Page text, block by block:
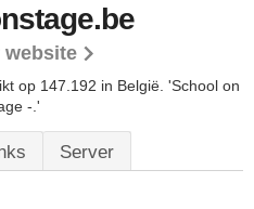
website
op 147.192 in België. 'School on
-.'
Server